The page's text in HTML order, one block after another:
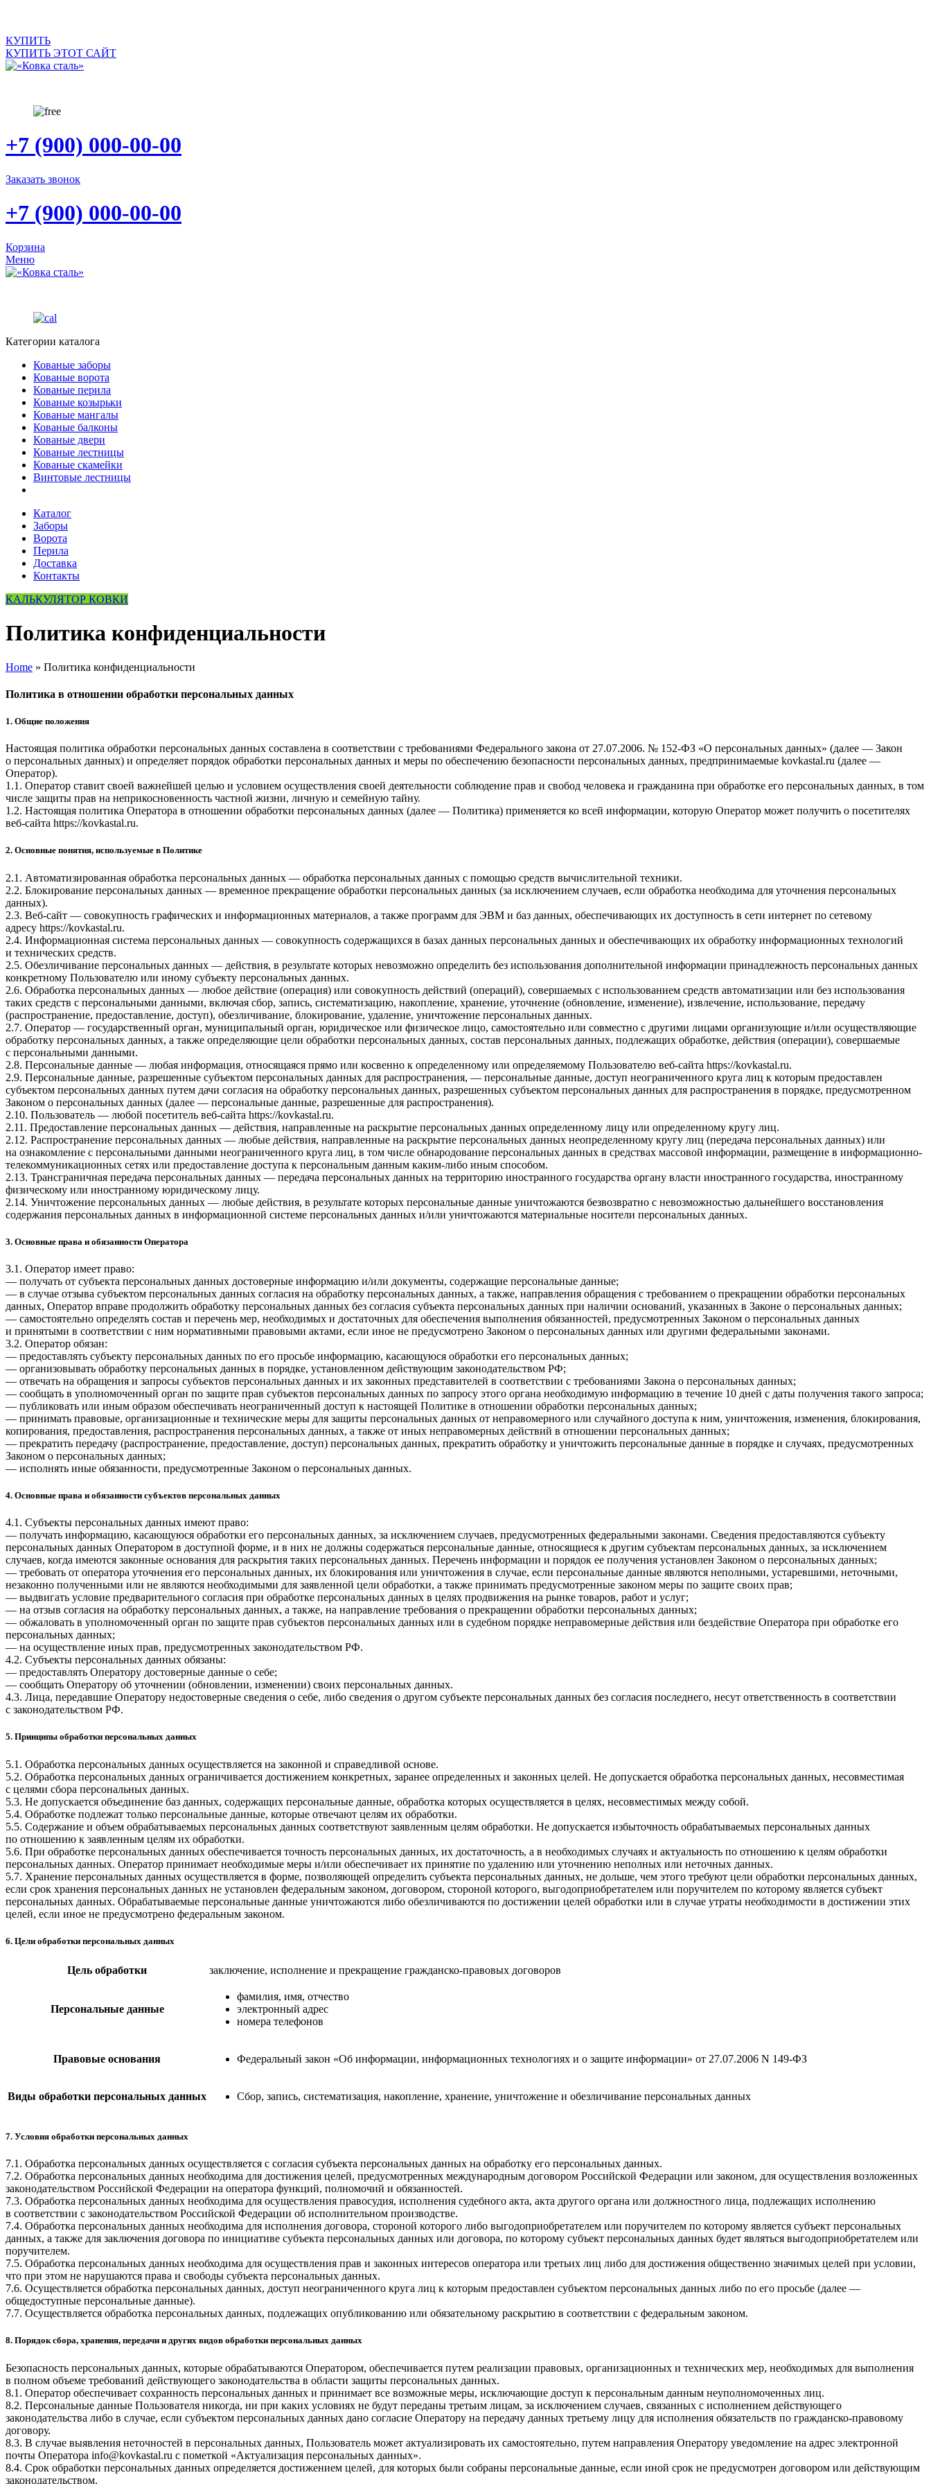
КУПИТЬ
КУПИТЬ ЭТОТ САЙТ
+7 (900) 000-00-00
Заказать звонок
+7 (900) 000-00-00
Корзина
Меню
Категории каталога
Кованые заборы
Кованые ворота
Кованые перила
Кованые козырьки
Кованые мангалы
Кованые балконы
Кованые двери
Кованые лестницы
Кованые скамейки
Винтовые лестницы
Каталог
Заборы
Ворота
Перила
Доставка
Контакты
КАЛЬКУЛЯТОР КОВКИ
Политика конфиденциальности
Home » Политика конфиденциальности
Политика в отношении обработки персональных данных
1. Общие положения
Настоящая политика обработки персональных данных составлена в соответствии с требованиями Федерального закона от 27.07.2006. № 152-ФЗ «О персональных данных» (далее — Закон
о персональных данных) и определяет порядок обработки персональных данных и меры по обеспечению безопасности персональных данных, предпринимаемые kovkastal.ru (далее —
Оператор).
1.1. Оператор ставит своей важнейшей целью и условием осуществления своей деятельности соблюдение прав и свобод человека и гражданина при обработке его персональных данных, в том
числе защиты прав на неприкосновенность частной жизни, личную и семейную тайну.
1.2. Настоящая политика Оператора в отношении обработки персональных данных (далее — Политика) применяется ко всей информации, которую Оператор может получить о посетителях
веб-сайта https://kovkastal.ru.
2. Основные понятия, используемые в Политике
2.1. Автоматизированная обработка персональных данных — обработка персональных данных с помощью средств вычислительной техники.
2.2. Блокирование персональных данных — временное прекращение обработки персональных данных (за исключением случаев, если обработка необходима для уточнения персональных
данных).
2.3. Веб-сайт — совокупность графических и информационных материалов, а также программ для ЭВМ и баз данных, обеспечивающих их доступность в сети интернет по сетевому
адресу https://kovkastal.ru.
2.4. Информационная система персональных данных — совокупность содержащихся в базах данных персональных данных и обеспечивающих их обработку информационных технологий
и технических средств.
2.5. Обезличивание персональных данных — действия, в результате которых невозможно определить без использования дополнительной информации принадлежность персональных данных
конкретному Пользователю или иному субъекту персональных данных.
2.6. Обработка персональных данных — любое действие (операция) или совокупность действий (операций), совершаемых с использованием средств автоматизации или без использования
таких средств с персональными данными, включая сбор, запись, систематизацию, накопление, хранение, уточнение (обновление, изменение), извлечение, использование, передачу
(распространение, предоставление, доступ), обезличивание, блокирование, удаление, уничтожение персональных данных.
2.7. Оператор — государственный орган, муниципальный орган, юридическое или физическое лицо, самостоятельно или совместно с другими лицами организующие и/или осуществляющие
обработку персональных данных, а также определяющие цели обработки персональных данных, состав персональных данных, подлежащих обработке, действия (операции), совершаемые
с персональными данными.
2.8. Персональные данные — любая информация, относящаяся прямо или косвенно к определенному или определяемому Пользователю веб-сайта https://kovkastal.ru.
2.9. Персональные данные, разрешенные субъектом персональных данных для распространения, — персональные данные, доступ неограниченного круга лиц к которым предоставлен
субъектом персональных данных путем дачи согласия на обработку персональных данных, разрешенных субъектом персональных данных для распространения в порядке, предусмотренном
Законом о персональных данных (далее — персональные данные, разрешенные для распространения).
2.10. Пользователь — любой посетитель веб-сайта https://kovkastal.ru.
2.11. Предоставление персональных данных — действия, направленные на раскрытие персональных данных определенному лицу или определенному кругу лиц.
2.12. Распространение персональных данных — любые действия, направленные на раскрытие персональных данных неопределенному кругу лиц (передача персональных данных) или
на ознакомление с персональными данными неограниченного круга лиц, в том числе обнародование персональных данных в средствах массовой информации, размещение в информационно-
телекоммуникационных сетях или предоставление доступа к персональным данным каким-либо иным способом.
2.13. Трансграничная передача персональных данных — передача персональных данных на территорию иностранного государства органу власти иностранного государства, иностранному
физическому или иностранному юридическому лицу.
2.14. Уничтожение персональных данных — любые действия, в результате которых персональные данные уничтожаются безвозвратно с невозможностью дальнейшего восстановления
содержания персональных данных в информационной системе персональных данных и/или уничтожаются материальные носители персональных данных.
3. Основные права и обязанности Оператора
3.1. Оператор имеет право:
— получать от субъекта персональных данных достоверные информацию и/или документы, содержащие персональные данные;
— в случае отзыва субъектом персональных данных согласия на обработку персональных данных, а также, направления обращения с требованием о прекращении обработки персональных
данных, Оператор вправе продолжить обработку персональных данных без согласия субъекта персональных данных при наличии оснований, указанных в Законе о персональных данных;
— самостоятельно определять состав и перечень мер, необходимых и достаточных для обеспечения выполнения обязанностей, предусмотренных Законом о персональных данных
и принятыми в соответствии с ним нормативными правовыми актами, если иное не предусмотрено Законом о персональных данных или другими федеральными законами.
3.2. Оператор обязан:
— предоставлять субъекту персональных данных по его просьбе информацию, касающуюся обработки его персональных данных;
— организовывать обработку персональных данных в порядке, установленном действующим законодательством РФ;
— отвечать на обращения и запросы субъектов персональных данных и их законных представителей в соответствии с требованиями Закона о персональных данных;
— сообщать в уполномоченный орган по защите прав субъектов персональных данных по запросу этого органа необходимую информацию в течение 10 дней с даты получения такого запроса;
— публиковать или иным образом обеспечивать неограниченный доступ к настоящей Политике в отношении обработки персональных данных;
— принимать правовые, организационные и технические меры для защиты персональных данных от неправомерного или случайного доступа к ним, уничтожения, изменения, блокирования,
копирования, предоставления, распространения персональных данных, а также от иных неправомерных действий в отношении персональных данных;
— прекратить передачу (распространение, предоставление, доступ) персональных данных, прекратить обработку и уничтожить персональные данные в порядке и случаях, предусмотренных
Законом о персональных данных;
— исполнять иные обязанности, предусмотренные Законом о персональных данных.
4. Основные права и обязанности субъектов персональных данных
4.1. Субъекты персональных данных имеют право:
— получать информацию, касающуюся обработки его персональных данных, за исключением случаев, предусмотренных федеральными законами. Сведения предоставляются субъекту
персональных данных Оператором в доступной форме, и в них не должны содержаться персональные данные, относящиеся к другим субъектам персональных данных, за исключением
случаев, когда имеются законные основания для раскрытия таких персональных данных. Перечень информации и порядок ее получения установлен Законом о персональных данных;
— требовать от оператора уточнения его персональных данных, их блокирования или уничтожения в случае, если персональные данные являются неполными, устаревшими, неточными,
незаконно полученными или не являются необходимыми для заявленной цели обработки, а также принимать предусмотренные законом меры по защите своих прав;
— выдвигать условие предварительного согласия при обработке персональных данных в целях продвижения на рынке товаров, работ и услуг;
— на отзыв согласия на обработку персональных данных, а также, на направление требования о прекращении обработки персональных данных;
— обжаловать в уполномоченный орган по защите прав субъектов персональных данных или в судебном порядке неправомерные действия или бездействие Оператора при обработке его
персональных данных;
— на осуществление иных прав, предусмотренных законодательством РФ.
4.2. Субъекты персональных данных обязаны:
— предоставлять Оператору достоверные данные о себе;
— сообщать Оператору об уточнении (обновлении, изменении) своих персональных данных.
4.3. Лица, передавшие Оператору недостоверные сведения о себе, либо сведения о другом субъекте персональных данных без согласия последнего, несут ответственность в соответствии
с законодательством РФ.
5. Принципы обработки персональных данных
5.1. Обработка персональных данных осуществляется на законной и справедливой основе.
5.2. Обработка персональных данных ограничивается достижением конкретных, заранее определенных и законных целей. Не допускается обработка персональных данных, несовместимая
с целями сбора персональных данных.
5.3. Не допускается объединение баз данных, содержащих персональные данные, обработка которых осуществляется в целях, несовместимых между собой.
5.4. Обработке подлежат только персональные данные, которые отвечают целям их обработки.
5.5. Содержание и объем обрабатываемых персональных данных соответствуют заявленным целям обработки. Не допускается избыточность обрабатываемых персональных данных
по отношению к заявленным целям их обработки.
5.6. При обработке персональных данных обеспечивается точность персональных данных, их достаточность, а в необходимых случаях и актуальность по отношению к целям обработки
персональных данных. Оператор принимает необходимые меры и/или обеспечивает их принятие по удалению или уточнению неполных или неточных данных.
5.7. Хранение персональных данных осуществляется в форме, позволяющей определить субъекта персональных данных, не дольше, чем этого требуют цели обработки персональных данных,
если срок хранения персональных данных не установлен федеральным законом, договором, стороной которого, выгодоприобретателем или поручителем по которому является субъект
персональных данных. Обрабатываемые персональные данные уничтожаются либо обезличиваются по достижении целей обработки или в случае утраты необходимости в достижении этих
целей, если иное не предусмотрено федеральным законом.
6. Цели обработки персональных данных
Цель обработки заключение, исполнение и прекращение гражданско-правовых договоров
Персональные данные
фамилия, имя, отчество
электронный адрес
номера телефонов
Правовые основания Федеральный закон «Об информации, информационных технологиях и о защите информации» от 27.07.2006 N 149-ФЗ
Виды обработки персональных данных Сбор, запись, систематизация, накопление, хранение, уничтожение и обезличивание персональных данных
7. Условия обработки персональных данных
7.1. Обработка персональных данных осуществляется с согласия субъекта персональных данных на обработку его персональных данных.
7.2. Обработка персональных данных необходима для достижения целей, предусмотренных международным договором Российской Федерации или законом, для осуществления возложенных
законодательством Российской Федерации на оператора функций, полномочий и обязанностей.
7.3. Обработка персональных данных необходима для осуществления правосудия, исполнения судебного акта, акта другого органа или должностного лица, подлежащих исполнению
в соответствии с законодательством Российской Федерации об исполнительном производстве.
7.4. Обработка персональных данных необходима для исполнения договора, стороной которого либо выгодоприобретателем или поручителем по которому является субъект персональных
данных, а также для заключения договора по инициативе субъекта персональных данных или договора, по которому субъект персональных данных будет являться выгодоприобретателем или
поручителем.
7.5. Обработка персональных данных необходима для осуществления прав и законных интересов оператора или третьих лиц либо для достижения общественно значимых целей при условии,
что при этом не нарушаются права и свободы субъекта персональных данных.
7.6. Осуществляется обработка персональных данных, доступ неограниченного круга лиц к которым предоставлен субъектом персональных данных либо по его просьбе (далее —
общедоступные персональные данные).
7.7. Осуществляется обработка персональных данных, подлежащих опубликованию или обязательному раскрытию в соответствии с федеральным законом.
8. Порядок сбора, хранения, передачи и других видов обработки персональных данных
Безопасность персональных данных, которые обрабатываются Оператором, обеспечивается путем реализации правовых, организационных и технических мер, необходимых для выполнения
в полном объеме требований действующего законодательства в области защиты персональных данных.
8.1. Оператор обеспечивает сохранность персональных данных и принимает все возможные меры, исключающие доступ к персональным данным неуполномоченных лиц.
8.2. Персональные данные Пользователя никогда, ни при каких условиях не будут переданы третьим лицам, за исключением случаев, связанных с исполнением действующего
законодательства либо в случае, если субъектом персональных данных дано согласие Оператору на передачу данных третьему лицу для исполнения обязательств по гражданско-правовому
договору.
8.3. В случае выявления неточностей в персональных данных, Пользователь может актуализировать их самостоятельно, путем направления Оператору уведомление на адрес электронной
почты Оператора info@kovkastal.ru с пометкой «Актуализация персональных данных».
8.4. Срок обработки персональных данных определяется достижением целей, для которых были собраны персональные данные, если иной срок не предусмотрен договором или действующим
законодательством.